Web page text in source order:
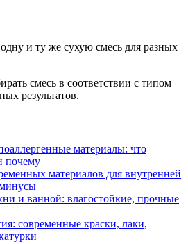
и ту же сухую смесь для разных
смесь в соответствии с типом
результатов.
материалы: что
почему
материалов для внутренней
и ванной: влагостойкие, прочные
современные краски, лаки,